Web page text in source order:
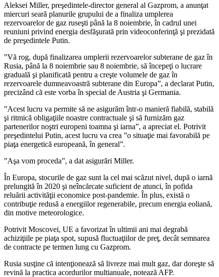
Aleksei Miller, preşedintele-director general al Gazprom, a anunţat
miercuri seară planurile grupului de a finaliza umplerea
rezervoarelor de gaz ruseşti până la 8 noiembrie, în cadrul unei
reuniuni privind energia desfăşurată prin videoconferinţă şi prezidată
de preşedintele Putin.
”Vă rog, după finalizarea umplerii rezervoarelor subterane de gaz în
Rusia, până la 8 noiembrie sau 8 noiembrie, să începeţi o lucrare
graduală şi planificată pentru a creşte volumele de gaz în
rezervoarele dumneavoastră subterane din Europa”, a declarat Putin,
precizând că este vorba în special de Austria şi Germania.
”Acest lucru va permite să ne asigurăm într-o manieră fiabilă, stabilă
şi ritmică obligaţiile noastre contractuale şi să furnizăm gaz
partenerilor noştri europeni toamna şi iarna”, a apreciat el. Potrivit
preşedintelui Putin, acest lucru va crea ”o situaţie mai favorabilă pe
piaţa energetică europeană, în general”.
”Aşa vom proceda”, a dat asigurări Miller.
În Europa, stocurile de gaz sunt la cel mai scăzut nivel, după o iarnă
prelungită în 2020 şi neîncărcate suficient de atunci, în pofida
reluării activităţii economice post-pandemie. În plus, există o
contribuţie redusă a energiilor regenerabile, precum energia eoliană,
din motive meteorologice.
Potrivit Moscovei, UE a favorizat în ultimii ani mai degrabă
achiziţiile pe piaţa spot, supusă fluctuaţiilor de preţ, decât semnarea
de contracte pe termen lung cu Gazprom.
Rusia susţine că intenţionează să livreze mai mult gaz, dar doreşte să
revină la practica acordurilor multianuale, notează AFP.